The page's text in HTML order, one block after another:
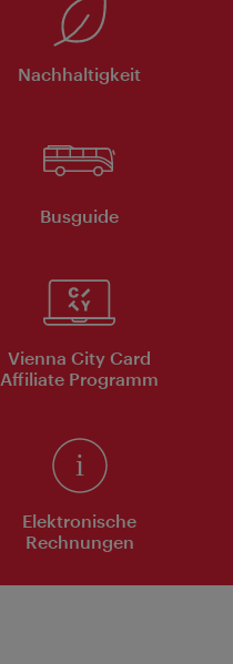
Nachhaltigkeit
Busguide
Vienna City Card
Affiliate Programm
Elektronische
Rechnungen